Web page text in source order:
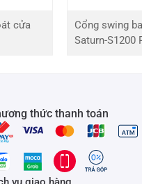
cửa
Cổng swing
Saturn-S1200
thức thanh toán